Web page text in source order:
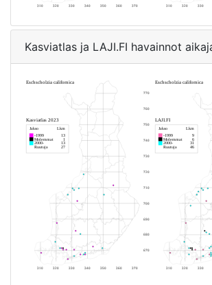
Kasviatlas ja LAJI.FI havainnot